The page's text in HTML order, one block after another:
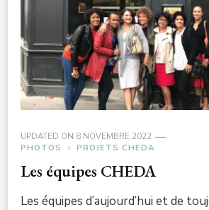
UPDATED ON 8 NOVEMBRE 2022
PHOTOS
PROJETS CHEDA
Les équipes CHEDA
Les équipes d’aujourd’hui et de